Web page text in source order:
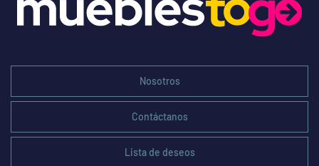
Nosotros
Contáctanos
Lista de deseos